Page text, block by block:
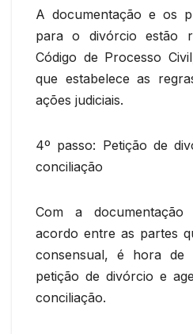
A documentação e os
para o divórcio estão
Código de Processo
que estabelece as
ações judiciais.
4º passo: Petição de
conciliação
Com a
acordo entre as partes
consensual, é hora
petição de divórcio e
conciliação.